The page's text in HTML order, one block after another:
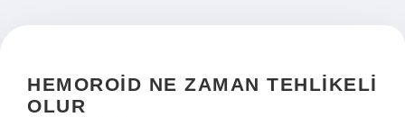
HEMOROID NE ZAMAN TEHLIKELI
OLUR